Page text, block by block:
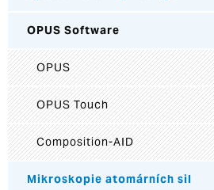
OPUS Software
OPUS
OPUS Touch
Composition-AID
Mikroskopie atomárních sil